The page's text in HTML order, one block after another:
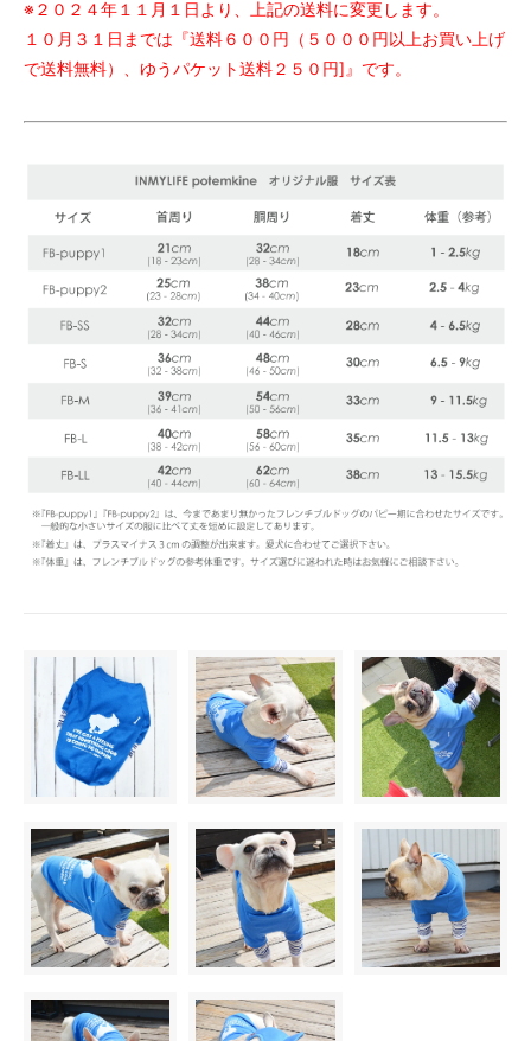
※２０２４年１１月１日より、上記の送料に変更します。
１０月３１日までは『送料６００円（５０００円以上お買い上げ
で送料無料）、ゆうパケット送料２５０円]』です。